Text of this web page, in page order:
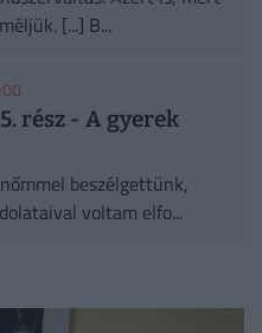
[...] B...
rész - A gyerek
beszélgettünk,
voltam elfo...